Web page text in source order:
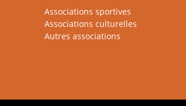
Associations sportives
Associations culturelles
Autres associations